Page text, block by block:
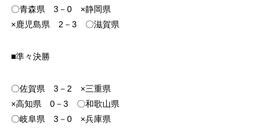
〇青森県 3－0 ×静岡県
×鹿児島県 2－3 〇滋賀県
■準々決勝
〇佐賀県 3－2 ×三重県
×高知県 0－3 〇和歌山県
〇岐阜県 3－0 ×兵庫県